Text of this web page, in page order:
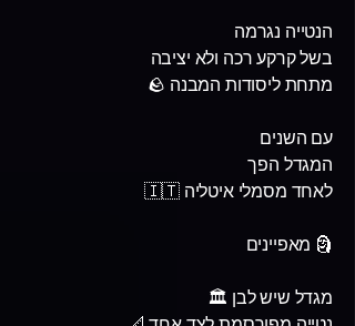
הנטייה נגרמה
בשל קרקע רכה ולא יציבה
מתחת ליסודות המבנה 🪨
עם השנים
המגדל הפך
לאחד מסמלי איטליה 🇮🇹
🗿 מאפיינים
מגדל שיש לבן 🏛️